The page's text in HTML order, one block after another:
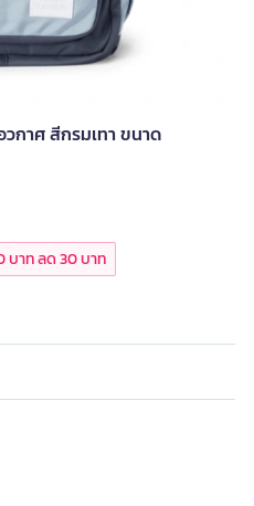
วกาศ สีกรมเทา ขนาด
บาท ลด 30 บาท